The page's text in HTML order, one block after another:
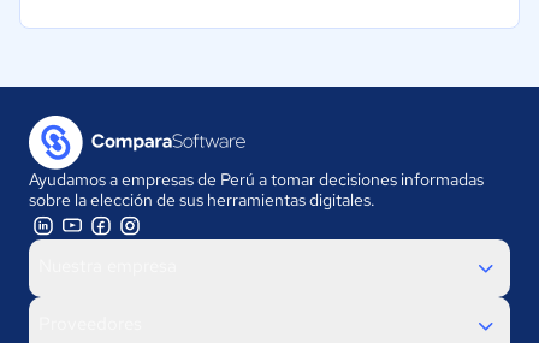
Ayudamos a empresas de Perú a tomar decisiones informadas
sobre la elección de sus herramientas digitales.